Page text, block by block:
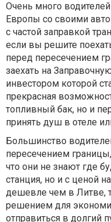
Очень много
Европы со своими
с частой заправкой
если вы решите
перед пересечением
заехать на
инвестором которой
прекрасная
топливный бак, но и
принять душ в отеле
Большинство
пересечением
что они не знают где
станция, но и с ценой
дешевле чем в Литве,
решением для
отправиться в долгий